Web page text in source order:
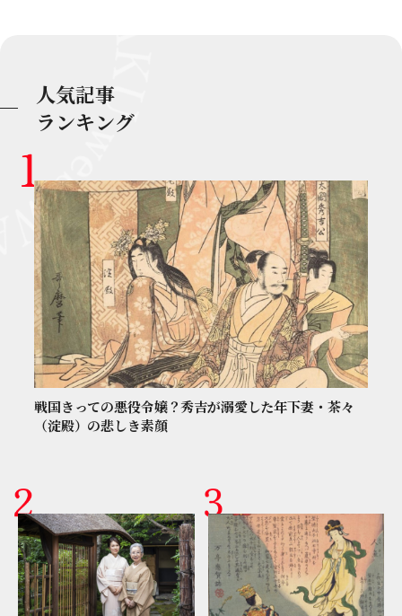
人気記事
ランキング
戦国きっての悪役令嬢？秀吉が溺愛した年下妻・茶々
（淀殿）の悲しき素顔